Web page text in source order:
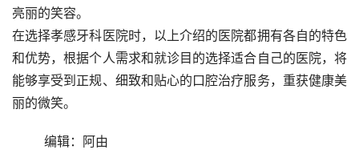
亮丽的笑容。
在选择孝感牙科医院时，以上介绍的医院都拥有各自的特色
和优势，根据个人需求和就诊目的选择适合自己的医院，将
能够享受到正规、细致和贴心的口腔治疗服务，重获健康美
丽的微笑。
	编辑：阿由